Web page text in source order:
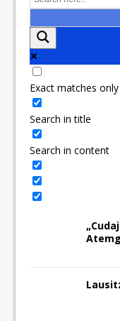
Exact matches only
Search in title
Search in content